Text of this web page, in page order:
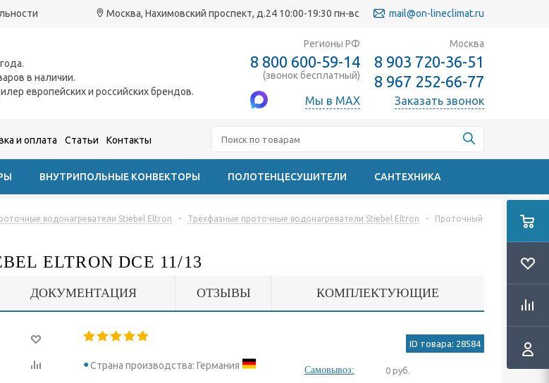
Москва, Нахимовский проспект, д.24 10:00-19:30 пн-вс mail@on-lineclimat.ru
в наличии.
европейских и российских брендов.
Регионы РФ
8 800 600-59-14
(звонок бесплатный)
Мы в MAX
Москва
8 903 720-36-51
8 967 252-66-77
Заказать звонок
и оплата Статьи Контакты
ВНУТРИПОЛЬНЫЕ КОНВЕКТОРЫ ПОЛОТЕНЦЕСУШИТЕЛИ САНТЕХНИКА
водонагреватели Stiebel Eltron - Трёхфазные проточные водонагреватели Stiebel Eltron -
Проточный
ELTRON DCE 11/13
ДОКУМЕНТАЦИЯ ОТЗЫВЫ КОМПЛЕКТУЮЩИЕ
Страна производства: Германия
ID товара: 28584
Самовывоз: 0 руб.